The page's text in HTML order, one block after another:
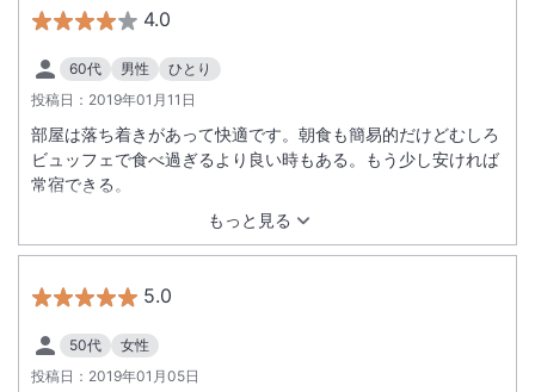
4.0
60代 男性
ひとり
投稿日： 2019年01月11日
もっと見る
部屋は落ち着きがあって快適です。朝食も簡易的だけどむしろ
ビュッフェで食べ過ぎるより良い時もある。もう少し安ければ
常宿できる。
5.0
50代
女性
投稿日： 2019年01月05日